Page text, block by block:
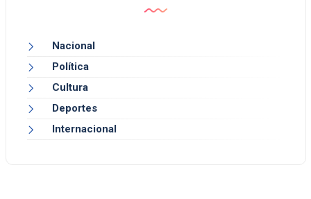
Nacional
Política
Cultura
Deportes
Internacional